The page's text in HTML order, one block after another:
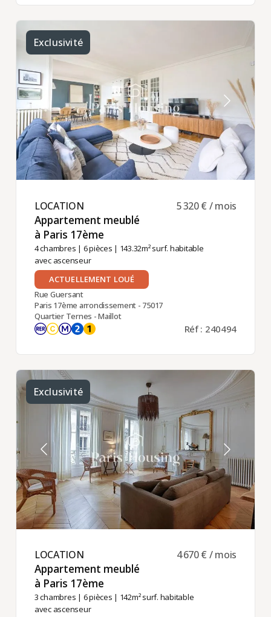
Exclusivité
LOCATION ​
Appartement meublé
à Paris 17ème ​
4 chambres | 6 pièces | 143.32m² surf. habitable
avec ascenseur
5 320 € / mois
ACTUELLEMENT LOUÉ
Rue Guersant
Paris 17ème arrondissement - 75017
Quartier Ternes - Maillot
Réf : 240494
Exclusivité
LOCATION ​
Appartement meublé
à Paris 17ème ​
3 chambres | 6 pièces | 142m² surf. habitable
avec ascenseur
4 670 € / mois